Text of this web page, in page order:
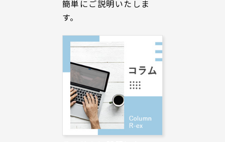
簡単にご説明いたしま
す。